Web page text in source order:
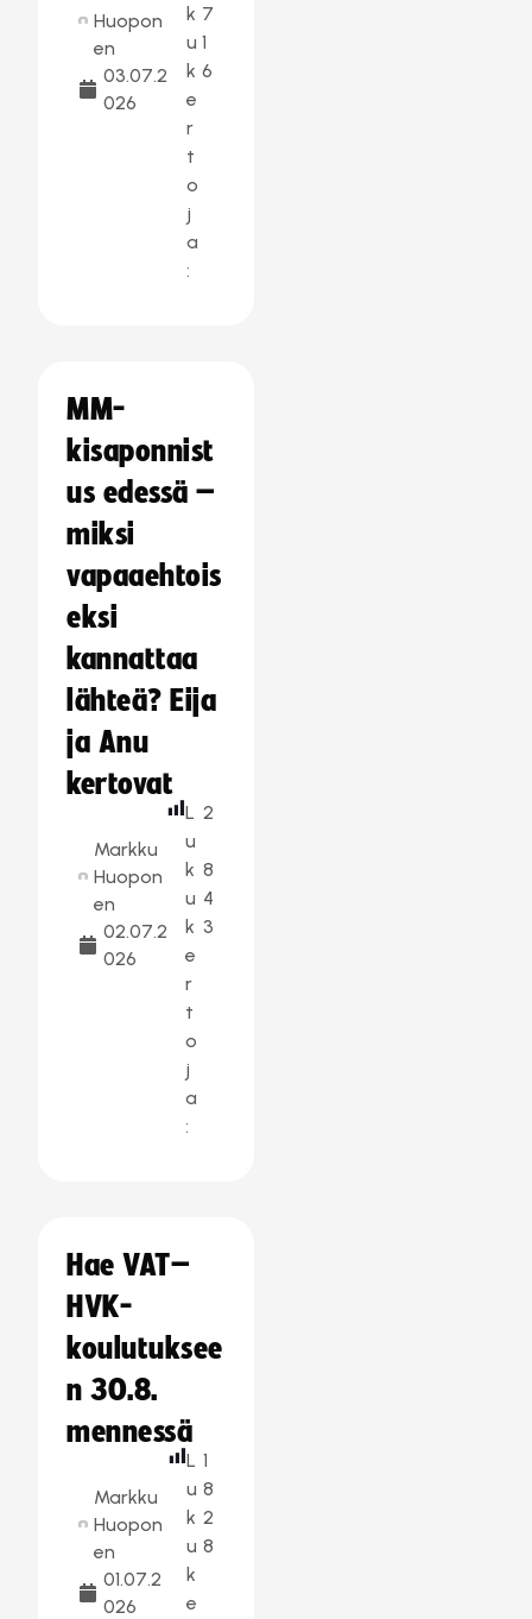
Huopon
en
03.07.2
026
k
u
k
e
r
t
o
j
a
:
7
1
6
MM-
kisaponnist
us edessä –
miksi
vapaaehtois
eksi
kannattaa
lähteä? Eija
ja Anu
kertovat
Markku
Huopon
en
02.07.2
026
L
u
k
u
k
e
r
t
o
j
a
:
2
8
4
3
Hae VAT–
HVK-
koulutuksee
n 30.8.
mennessä
Markku
Huopon
en
01.07.2
026
L
u
k
u
k
e
1
8
2
8